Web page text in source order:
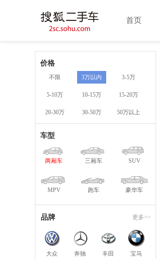
首页
价格
不限 3万以内 3-5万
5-10万 10-15万 15-20万
20-30万 30-50万 50万以上
车型
两厢车 三厢车 SUV
MPV 跑车 豪华车
品牌 更多>>
大众 奔驰 丰田 宝马